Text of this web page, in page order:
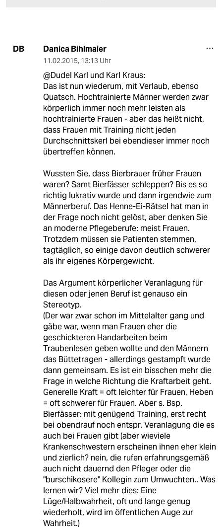
DB Danica Bihlmaier
11.02.2015, 13:13 Uhr
@Dudel Karl und Karl Kraus:
Das ist nun wiederum, mit Verlaub, ebenso
Quatsch. Hochtrainierte Männer werden zwar
körperlich immer noch mehr leisten als
hochtrainierte Frauen - aber das heißt nicht,
dass Frauen mit Training nicht jeden
Durchschnittskerl bei ebendieser immer noch
übertreffen können.
Wussten Sie, dass Bierbrauer früher Frauen
waren? Samt Bierfässer schleppen? Bis es so
richtig lukrativ wurde und dann irgendwie zum
Männerberuf. Das Henne-Ei-Rätsel hat man in
der Frage noch nicht gelöst, aber denken Sie
an moderne Pflegeberufe: meist Frauen.
Trotzdem müssen sie Patienten stemmen,
tagtäglich, so einige davon deutlich schwerer
als ihr eigenes Körpergewicht.
Das Argument körperlicher Veranlagung für
diesen oder jenen Beruf ist genauso ein
Stereotyp.
(Der war zwar schon im Mittelalter gang und
gäbe war, wenn man Frauen eher die
geschickteren Handarbeiten beim
Traubenlesen geben wollte und den Männern
das Büttetragen - allerdings gestampft wurde
dann gemeinsam. Es ist ein bisschen mehr die
Frage in welche Richtung die Kraftarbeit geht.
Generelle Kraft = oft leichter für Frauen, Heben
= oft schwerer für Frauen. Aber s. Bsp.
Bierfässer: mit genügend Training, erst recht
bei obendrauf noch entspr. Veranlagung die es
auch bei Frauen gibt (aber wieviele
Krankenschwestern erscheinen ihnen eher klein
und zierlich? nein, die rufen erfahrungsgemäß
auch nicht dauernd den Pfleger oder die
"burschikosere" Kollegin zum Umwuchten.. Was
lernen wir? Viel mehr dies: Eine
Lüge/Halbwahrheit, oft und lange genug
wiederholt, wird im öffentlichen Auge zur
Wahrheit.)